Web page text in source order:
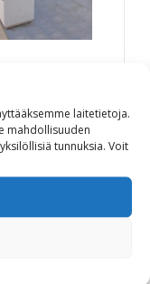
laitetietoja.
mahdollisuuden
tunnuksia. Voit
istutusallas
1200
600 mm - K 660